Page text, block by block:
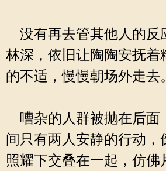
没有再去管其他人的反
林深，依旧让陶陶安抚着
的不适，慢慢朝场外走去。
嘈杂的人群被抛在后面
间只有两人安静的行动，
照耀下交叠在一起，仿佛